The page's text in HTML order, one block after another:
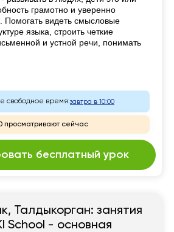
грамотно и уверенно
Помогать видеть смысловые
языка, строить четкие
и устной речи, понимать
свободное время:завтра в 10:00
просматривают сейчас
бесплатный урок
Талдыкорган: занятия
School - основная